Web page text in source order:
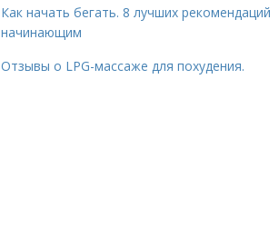
Как начать бегать. 8 лучших рекомендаций
начинающим
Отзывы о LPG-массаже для похудения.